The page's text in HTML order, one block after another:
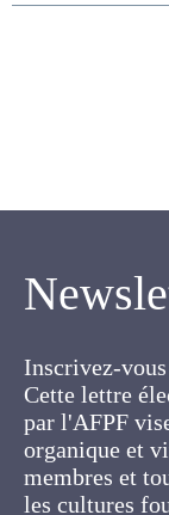
Cette lettre
gratuitement
d'un lien
ses
concernées
prairies.